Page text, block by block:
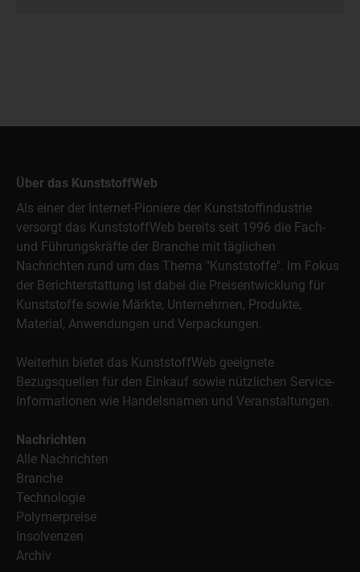
Über das KunststoffWeb
Als einer der Internet-Pioniere der Kunststoffindustrie
versorgt das KunststoffWeb bereits seit 1996 die Fach-
und Führungskräfte der Branche mit täglichen
Nachrichten rund um das Thema "Kunststoffe". Im Fokus
der Berichterstattung ist dabei die Preisentwicklung für
Kunststoffe sowie Märkte, Unternehmen, Produkte,
Material, Anwendungen und Verpackungen.
Weiterhin bietet das KunststoffWeb geeignete
Bezugsquellen für den Einkauf sowie nützlichen Service-
Informationen wie Handelsnamen und Veranstaltungen.
Nachrichten
Alle Nachrichten
Branche
Technologie
Polymerpreise
Insolvenzen
Archiv